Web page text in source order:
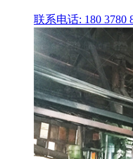
联系电话: 180 3780